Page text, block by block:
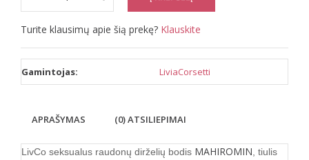
Turite klausimų apie šią prekę? Klauskite
Gamintojas: LiviaCorsetti
APRAŠYMAS (0) ATSILIEPIMAI
LivCo seksualus raudonų dirželių bodis MAHIROMIN , tiulis